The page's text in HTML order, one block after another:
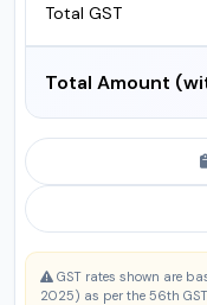
Total GST
Total Amount
GST rates shown are
2025) as per the 56th